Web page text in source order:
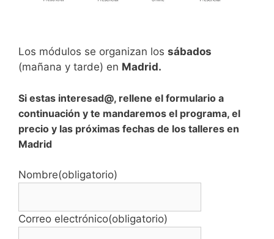
Los módulos se organizan los sábados
(mañana y tarde) en Madrid.
Si estas interesad@, rellene el formulario a
continuación y te mandaremos el programa, el
precio y las próximas fechas de los talleres en
Madrid
Nombre(obligatorio)
Correo electrónico(obligatorio)